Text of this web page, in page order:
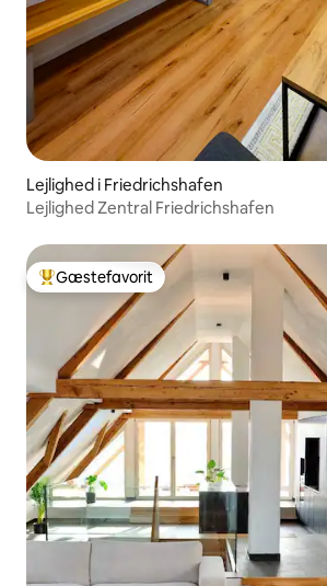
Lejlighed i Friedrichshafen
Lejlighed Zentral Friedrichshafen
Bedste gæstefavorit
Gæstefavorit